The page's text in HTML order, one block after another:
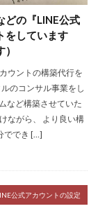
どの『LINE公式
をしています
ウントの構築代行を
のコンサル事業をし
など構築させていた
ながら、 より良い構
ででき […]
公式アカウントの設定